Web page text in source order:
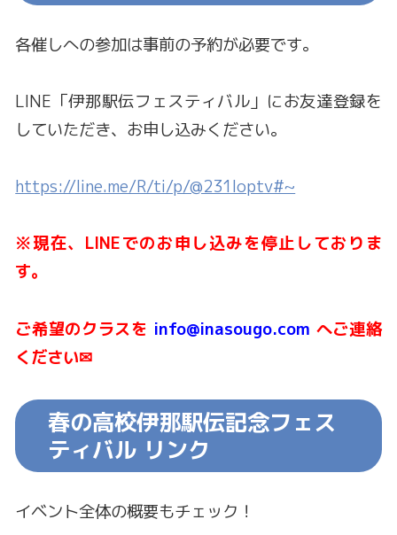
各催しへの参加は事前の予約が必要です。
LINE「伊那駅伝フェスティバル」にお友達登録を
していただき、お申し込みください。
https://line.me/R/ti/p/@231loptv#~
※現在、LINEでのお申し込みを停止しておりま
す。
ご希望のクラスを info@inasougo.com へご連絡
ください✉
春の高校伊那駅伝記念フェス
ティバル リンク
イベント全体の概要もチェック！